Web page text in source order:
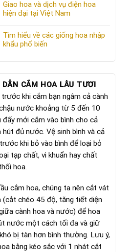
Giao hoa và dịch vụ điện hoa
hiện đại tại Việt Nam
Tìm hiểu về các giống hoa nhập
khẩu phổ biến
DẪN CẮM HOA LÂU TƯƠI
khi cắm bạn ngâm cả cành
nước khoảng từ 5 đến 10
đấy mới cắm vào bình cho cả
hút đủ nước. Vệ sinh bình và cả
khi bỏ vào bình để loại bỏ
tạp chất, vi khuẩn hay chất
hoa.
cắm hoa, chúng ta nên cắt vát
(cắt chéo 45 độ, tăng tiết diện
cành hoa và nước) để hoa
nước một cách tối đa và giữ
bị tàn hơn bình thường. Lưu ý,
bằng kéo sắc với 1 nhát cắt